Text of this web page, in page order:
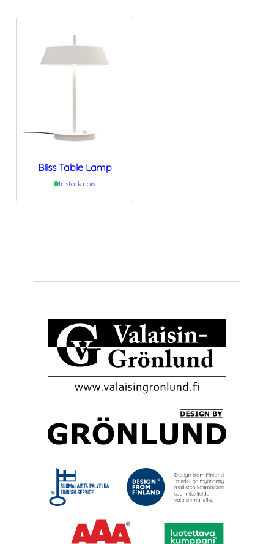
Bliss Table Lamp
In stock now